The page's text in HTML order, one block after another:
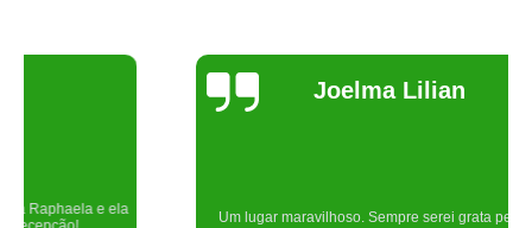
Joelma Lilian
Um lugar maravilhoso. Sempre serei grata pelo que fizeram por nós!